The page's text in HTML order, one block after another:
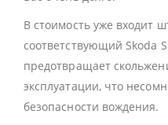
В стоимость уже входит
соответствующий Skoda
предотвращает
эксплуатации, что
безопасности вождения.